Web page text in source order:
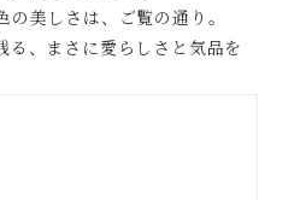
美しさは、ご覧の通り。
る、まさに愛らしさと気品を